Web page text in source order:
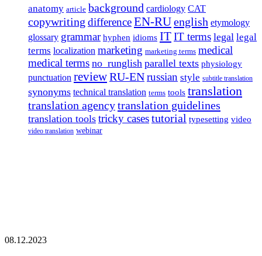
anatomy article background cardiology CAT
copywriting differenceEN-RUenglish etymology
glossary grammar hyphen idioms ITIT terms legal legal
terms localization marketing marketing terms medical
medical terms no_runglish parallel texts physiology
punctuation reviewRU-ENrussian style subtitle translation
synonyms technical translation terms tools translation
translation agencytranslation guidelines
translation tools tricky casestutorial typesetting video
video translation webinar
08.12.2023